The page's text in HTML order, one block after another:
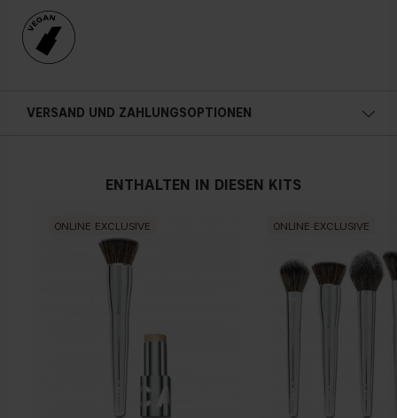
VERSAND UND ZAHLUNGSOPTIONEN
ENTHALTEN IN DIESEN KITS
ONLINE EXCLUSIVE ONLINE EXCLUSIVE